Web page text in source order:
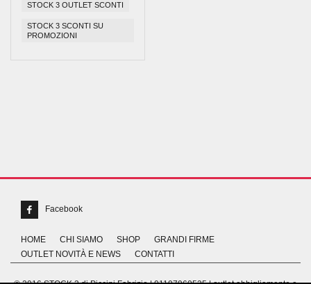
STOCK 3 OUTLET SCONTI
STOCK 3 SCONTI SU
PROMOZIONI
Facebook
HOME CHI SIAMO SHOP
GRANDI FIRME
OUTLET NOVITÀ E NEWS
CONTATTI